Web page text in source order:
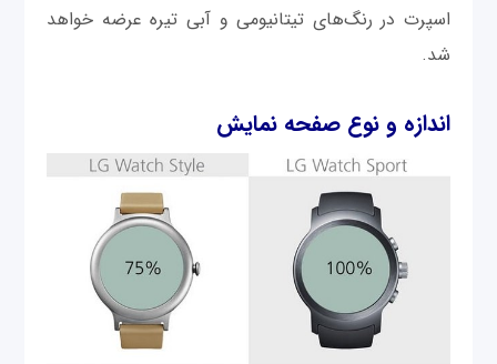
اسپرت در رنگ‌های تیتانیومی و آبی تیره عرضه خواهد
شد.
اندازه و نوع صفحه نمایش